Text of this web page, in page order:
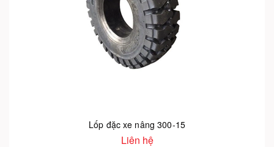
Lốp đặc xe nâng 300-15
Liên hệ